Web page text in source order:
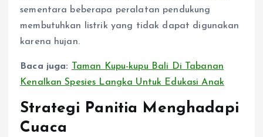
sementara beberapa peralatan pendukung
membutuhkan listrik yang tidak dapat digunakan
karena hujan.
Baca juga: Taman Kupu-kupu Bali Di Tabanan
Kenalkan Spesies Langka Untuk Edukasi Anak
Strategi Panitia Menghadapi
Cuaca